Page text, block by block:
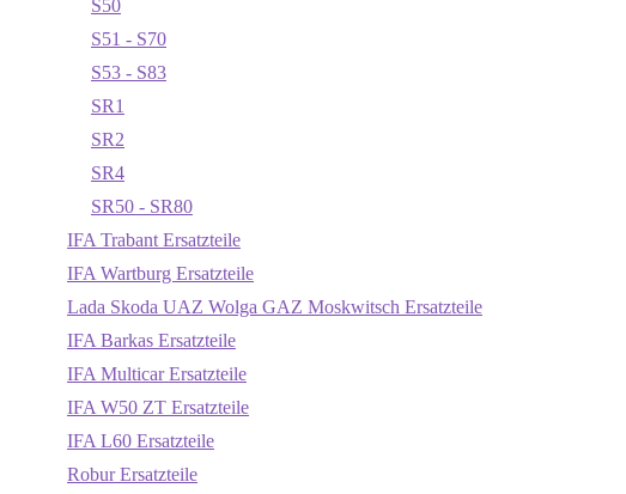
S50
S51 - S70
S53 - S83
SR1
SR2
SR4
SR50 - SR80
IFA Trabant Ersatzteile
IFA Wartburg Ersatzteile
Lada Skoda UAZ Wolga GAZ Moskwitsch Ersatzteile
IFA Barkas Ersatzteile
IFA Multicar Ersatzteile
IFA W50 ZT Ersatzteile
IFA L60 Ersatzteile
Robur Ersatzteile